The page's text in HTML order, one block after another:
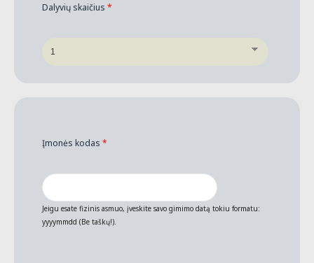
Dalyvių skaičius *
Įmonės kodas *
Jeigu esate fizinis asmuo, įveskite savo gimimo datą tokiu formatu:
yyyymmdd (Be taškų!).